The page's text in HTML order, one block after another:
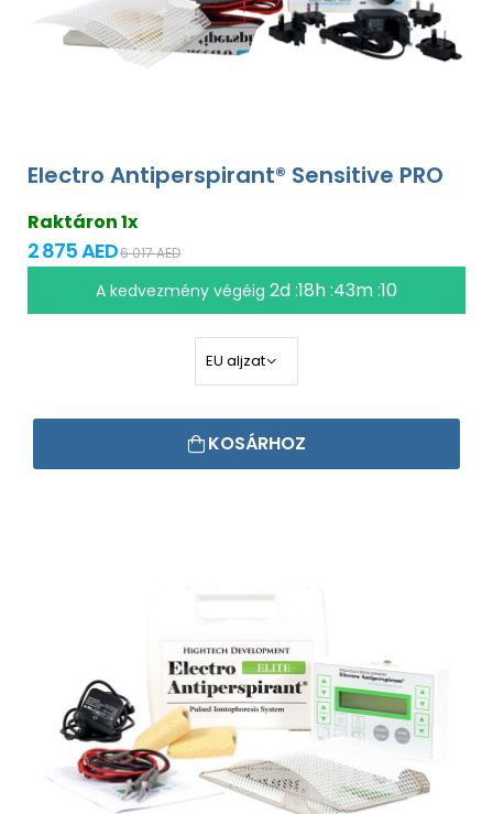
Electro Antiperspirant® Sensitive PRO
Raktáron 1x
2 875 AED6 017 AED
A kedvezmény végéig 2d :18h :43m :09
KOSÁRHOZ